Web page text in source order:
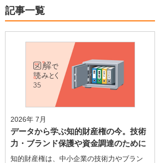
記事一覧
2026年 7月
データから学ぶ知的財産権の今。技術
力・ブランド保護や資金調達のために
知的財産権は、中小企業の技術力やブラン